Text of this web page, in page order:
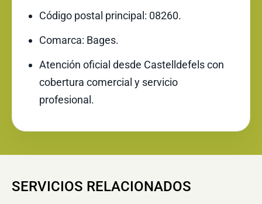
Código postal principal: 08260.
Comarca: Bages.
Atención oficial desde Castelldefels con
cobertura comercial y servicio
profesional.
SERVICIOS RELACIONADOS